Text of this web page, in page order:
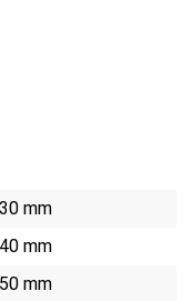
mm
mm
mm